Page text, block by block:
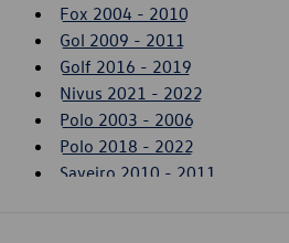
Fox 2004 - 2010
Gol 2009 - 2011
Golf 2016 - 2019
Nivus 2021 - 2022
Polo 2003 - 2006
Polo 2018 - 2022
Saveiro 2010 - 2011